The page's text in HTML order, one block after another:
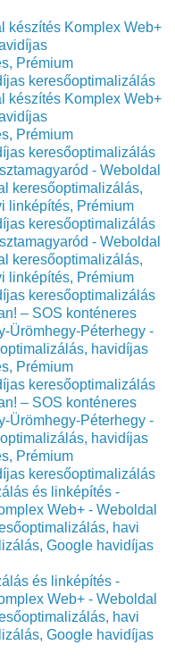
készítés Komplex Web+
Prémium
keresőoptimalizálás
készítés Komplex Web+
Prémium
keresőoptimalizálás
- Weboldal
keresőoptimalizálás,
linképítés, Prémium
keresőoptimalizálás
- Weboldal
keresőoptimalizálás,
linképítés, Prémium
keresőoptimalizálás
– SOS konténeres
Ürömhegy-Péterhegy -
havidíjas
Prémium
keresőoptimalizálás
– SOS konténeres
Ürömhegy-Péterhegy -
havidíjas
Prémium
keresőoptimalizálás
és linképítés -
Web+ - Weboldal
havi
Google havidíjas
és linképítés -
Web+ - Weboldal
havi
Google havidíjas